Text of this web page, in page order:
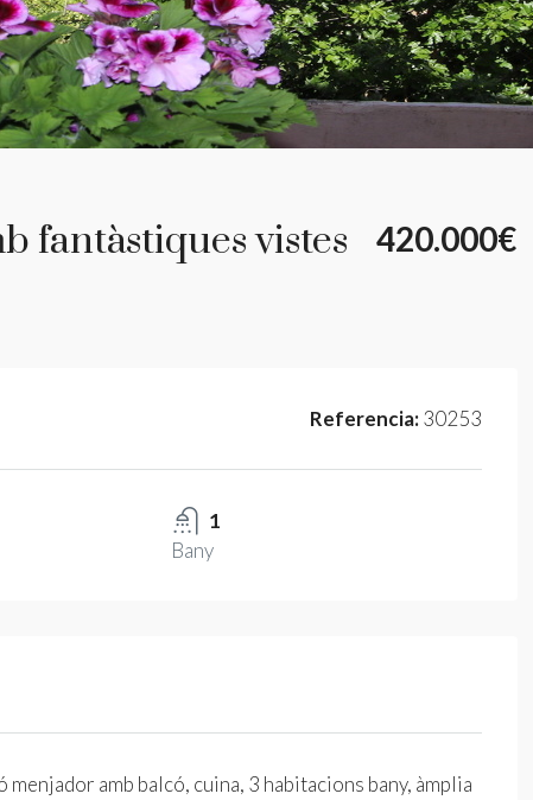
fantàstiques vistes 420.000€
Referencia:30253
1
Bany
amb balcó, cuina, 3 habitacions bany, àmplia